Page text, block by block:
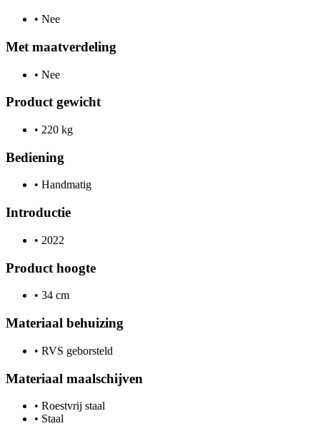
• Nee
Met maatverdeling
• Nee
Product gewicht
• 220 kg
Bediening
• Handmatig
Introductie
• 2022
Product hoogte
• 34 cm
Materiaal behuizing
• RVS geborsteld
Materiaal maalschijven
• Roestvrij staal
• Staal